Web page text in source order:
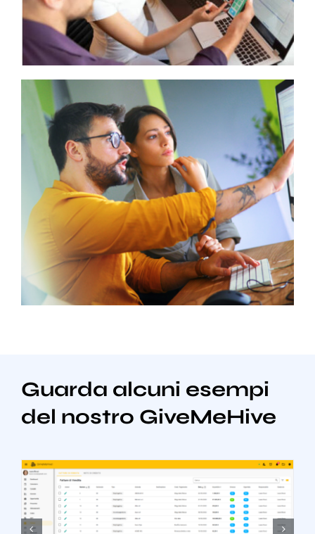
Guarda alcuni esempi
del nostro GiveMeHive